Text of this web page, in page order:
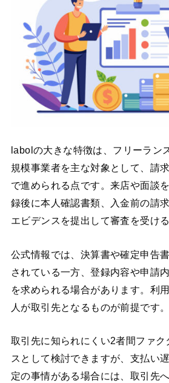
labolの大きな特徴は、フリーラン
規模事業者を主な対象として、請
で進められる点です。来店や面談
録後に本人確認書類、入金前の請
エビデンスを提出して審査を受ける
公式情報では、決算書や確定申告
されている一方、登録内容や申請
を求められる場合があります。利
人が取引先となるものが前提です。
取引先に知られにくい2者間ファ
スとして検討できますが、支払い
定の事情がある場合には、取引先